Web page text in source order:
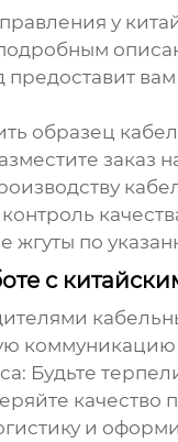
у
предоставит
образец
заказ
жгуты по
с
Будьте
и